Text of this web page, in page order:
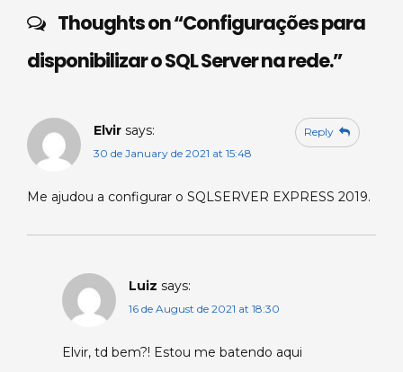
p
p
o
o
k
n
Thoughts on “Configurações para
disponibilizar o SQL Server na rede.”
Elvir says:
30 de January de 2021 at 15:48
Me ajudou a configurar o SQLSERVER EXPRESS 2019.
Reply
Luiz says:
16 de August de 2021 at 18:30
Elvir, td bem?! Estou me batendo aqui